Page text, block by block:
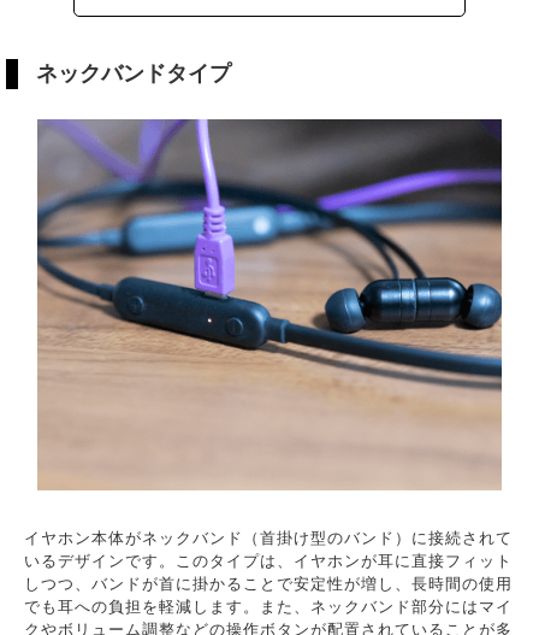
ネックバンドタイプ
イヤホン本体がネックバンド（首掛け型のバンド）に接続されて
いるデザインです。このタイプは、イヤホンが耳に直接フィット
しつつ、バンドが首に掛かることで安定性が増し、長時間の使用
でも耳への負担を軽減します。また、ネックバンド部分にはマイ
クやボリューム調整などの操作ボタンが配置されていることが多